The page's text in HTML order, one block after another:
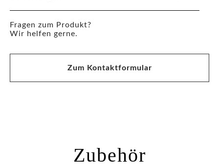
Fragen zum Produkt?
Wir helfen gerne.
Zum Kontaktformular
Zubehör